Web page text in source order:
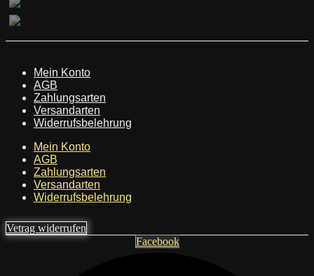
Mein Konto
AGB
Zahlungsarten
Versandarten
Widerrufsbelehrung
Mein Konto
AGB
Zahlungsarten
Versandarten
Widerrufsbelehrung
Vetrag widerrufen
Facebook